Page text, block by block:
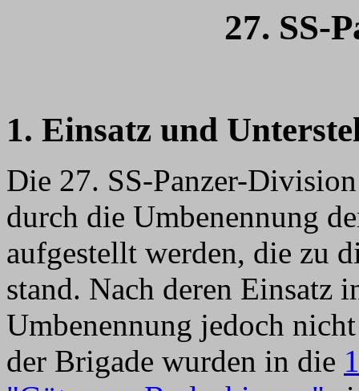
27. SS-
1. Einsatz und
Die 27. SS-Panzer-
durch die Umbenennung
aufgestellt werden, die zu
stand. Nach deren Einsatz
Umbenennung jedoch
der Brigade wurden in die